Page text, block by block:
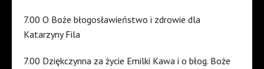
7.00 O Boże błogosławieństwo i zdrowie dla
Katarzyny Fila
7.00 Dziękczynna za życie Emilki Kawa i o błog. Boże